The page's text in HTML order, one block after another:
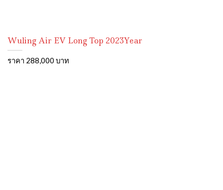
Wuling Air EV Long Top 2023Year
ราคา 288,000 บาท